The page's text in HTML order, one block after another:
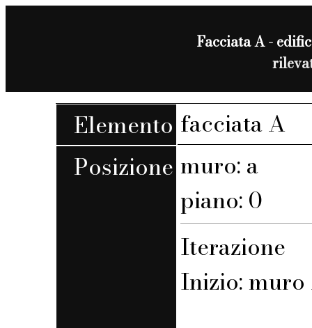
Facciata A -
Elemento facciata A
Posizione muro: a
piano: 0
Iterazione
Inizio: muro